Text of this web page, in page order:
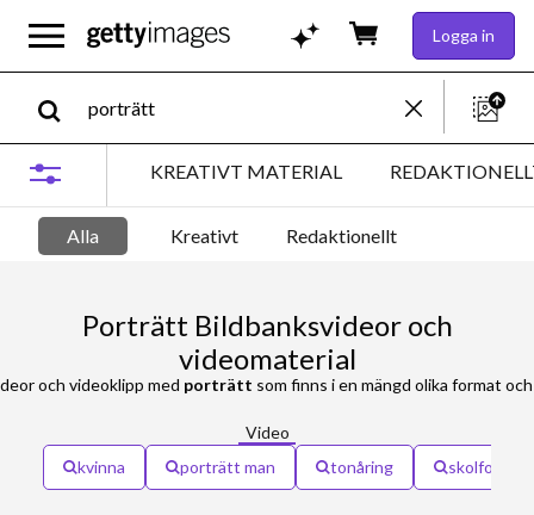
Logga in
KREATIVT MATERIAL
Alla Kreativt Redaktionellt
Porträtt Bildbanksvideor och
videomaterial
och videoklipp med porträtt som finns i en mängd olika format och storlekar
Video
kvinna
porträtt man tonåring skolfoto